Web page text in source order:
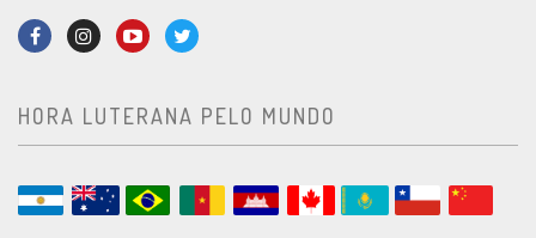
HORA LUTERANA PELO MUNDO